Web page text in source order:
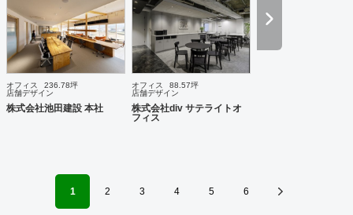
築物や高度な設計にも対応致します。 ご要望に合わせて、設
計・デザインに加えて、予算管理・工程管理・別途工事の一
括管理等を含めたプロジェクトマネジメントを担い、ワンス
トップでのプロジェクト推進を行います。発注管理における
クライアントのご負担を軽減するとともに、第三者的な立場
に適うコスト管理と、工事品質の向上を実現致します。 ま
た、新規サービス立上げやリブランディングに際しては、空
間デザイン的な見地から事業企画やCI計画・デザインマニュ
----------------------------------------------------------------------------------
---------------------------------- 商号： 株式会社ビスポー
クアーキテクツ / Bespoke architects Inc. 登録： 一
オフィス
236.78坪
店舗デザイン
株式会社池田建設 本社
オフィス
88.57坪
店舗デザイン
株式会社div サテライトオ
フィス
1 2 3 4 5 6